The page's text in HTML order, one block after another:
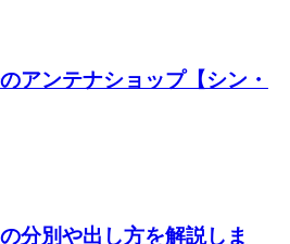
アンテナショップ【シン・
分別や出し方を解説しま